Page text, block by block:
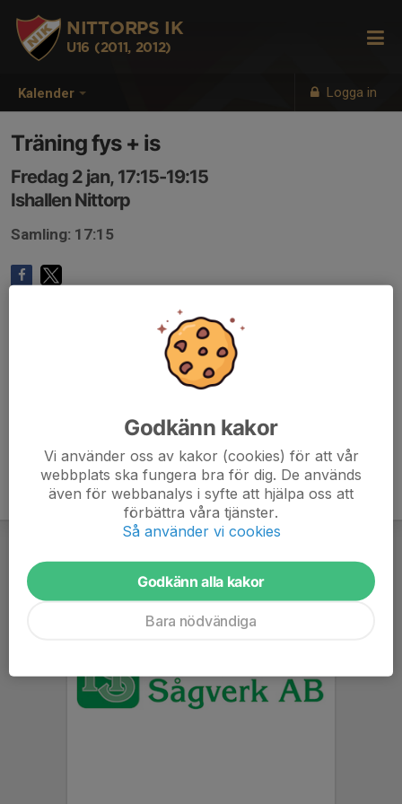
Kalender Logga in
NITTORPS IK
U16 (2011, 2012)
Träning fys + is
Fredag 2 jan, 17:15-19:15
Ishallen Nittorp
Samling: 17:15
Godkänn kakor
Vi använder oss av kakor (cookies) för att vår
webbplats ska fungera bra för dig. De används
även för webbanalys i syfte att hjälpa oss att
förbättra våra tjänster.
Så använder vi cookies
Godkänn alla kakor
Bara nödvändiga